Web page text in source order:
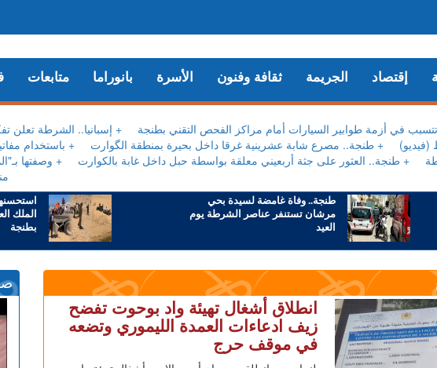
متابعات بانوراما الأسرة ثقافة وفنون الجريمة إقتصاد
تتسبب في أزمة طوابير السيارات أمام مراكز الفحص التقني بطنجة
+ إسبانيا.. الشرطة تعلن
(فيديو)
+ طنجة.. مصرع شابة عشرينية غرقا داخل بحيرة بمنطقة الگوارت
+ باستخدام
+ طنجة.. العثور على جثة أربعيني معلقة بواسطة حبل داخل غابة بالكوارت
الملك
بطنجة
طنجة.. وفاة غامضة لسيدة بحي
مرشان تستنفر عناصر الشرطة يوم
العيد
انطلاق أشغال تهيئة واد بوحوت تفضح
زيف ادعاءات العمدة الليموري وتضعه
في موقف حرج